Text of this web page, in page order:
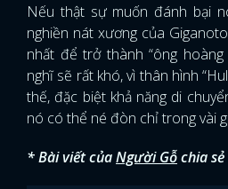
Nếu thật sự muốn đánh bại
nghiền nát xương của
nhất để trở thành “ông hoàng
nghĩ sẽ rất khó, vì thân hình
thế, đặc biệt khả năng di
nó có thể né đòn chỉ trong vài
* Bài viết củaNgười Gỗchia